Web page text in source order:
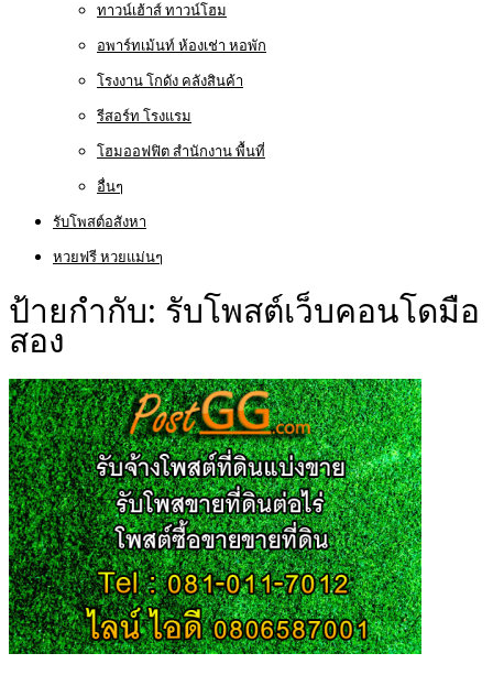
ทาวน์เฮ้าส์ ทาวน์โฮม
อพาร์ทเม้นท์ ห้องเช่า หอพัก
โรงงาน โกดัง คลังสินค้า
รีสอร์ท โรงแรม
โฮมออฟฟิต สำนักงาน พื้นที่
อื่นๆ
รับโพสต์อสังหา
หวยฟรี หวยแม่นๆ
ป้ายกำกับ: รับโพสต์เว็บคอนโดมือ
สอง